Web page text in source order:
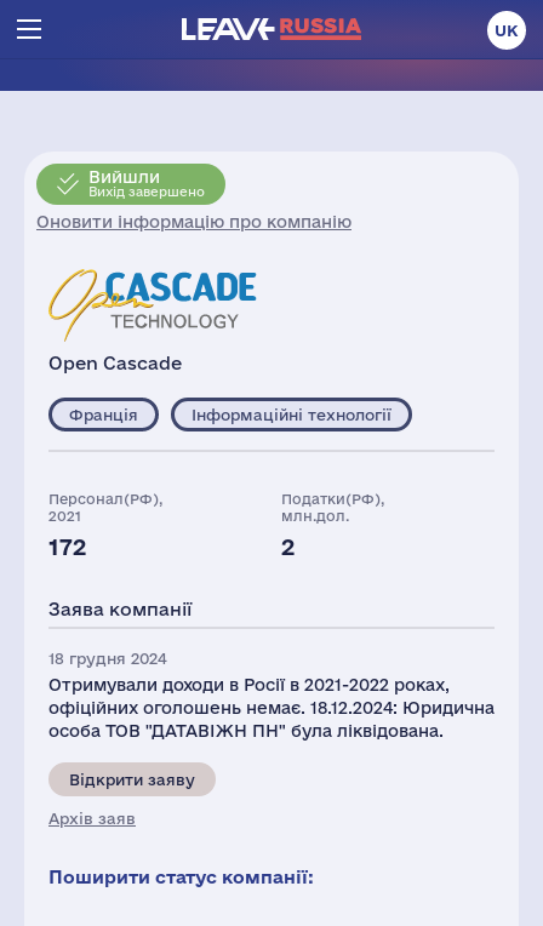
UK
Вийшли
Вихід завершено
Оновити інформацію про компанію
Open Cascade
Франція Інформаційні технології
Персонал(РФ),
2021
172
Податки(РФ),
млн.дол.
2
Заява компанії
18 грудня 2024
Отримували доходи в Росії в 2021-2022 роках,
офіційних оголошень немає. 18.12.2024: Юридична
особа ТОВ "ДАТАВІЖН ПН" була ліквідована.
Відкрити заяву
Архів заяв
Поширити статус компанії: